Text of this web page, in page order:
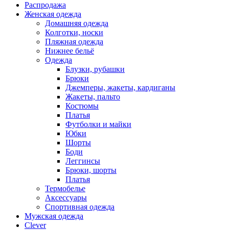
Распродажа
Женская одежда
Домашняя одежда
Колготки, носки
Пляжная одежда
Нижнее бельё
Одежда
Блузки, рубашки
Брюки
Джемперы, жакеты, кардиганы
Жакеты, пальто
Костюмы
Платья
Футболки и майки
Юбки
Шорты
Боди
Леггинсы
Брюки, шорты
Платья
Термобелье
Аксессуары
Спортивная одежда
Мужская одежда
Clever